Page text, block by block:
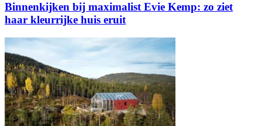
Binnenkijken bij maximalist Evie Kemp: zo ziet
haar kleurrijke huis eruit